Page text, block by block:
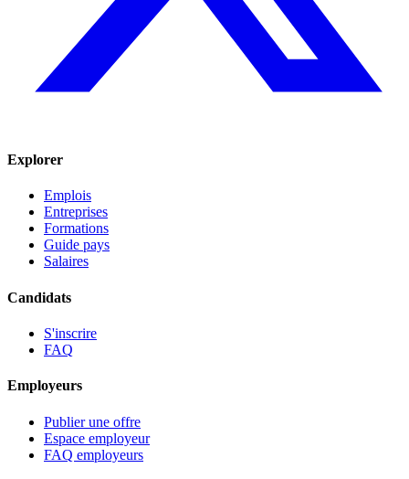
Explorer
Emplois
Entreprises
Formations
Guide pays
Salaires
Candidats
S'inscrire
FAQ
Employeurs
Publier une offre
Espace employeur
FAQ employeurs